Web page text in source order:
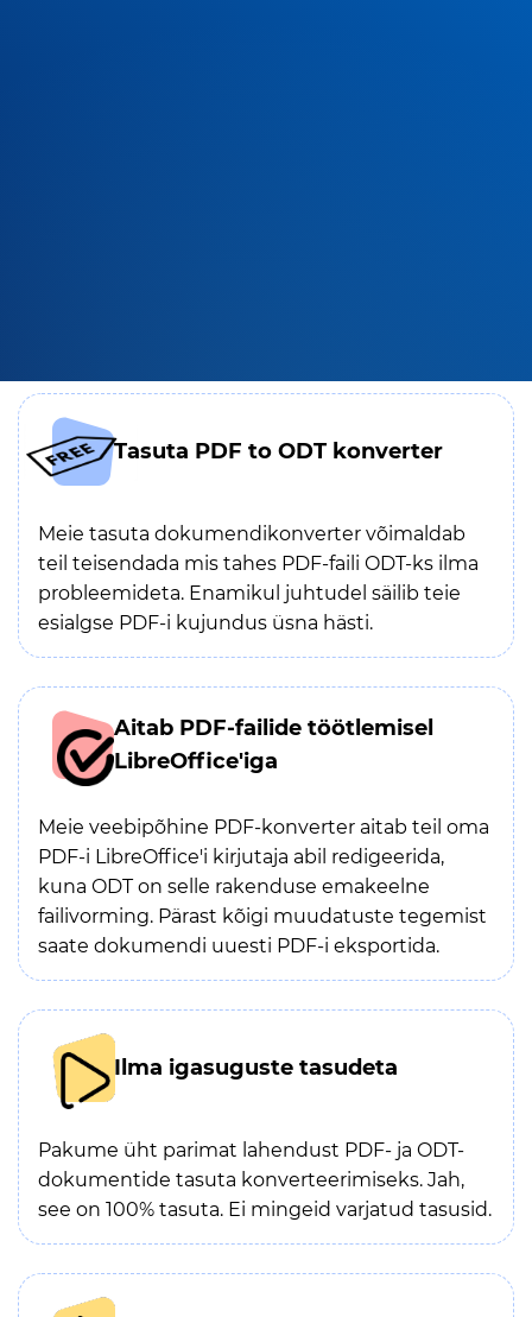
Tasuta PDF to ODT konverter
Meie tasuta dokumendikonverter võimaldab
teil teisendada mis tahes PDF-faili ODT-ks ilma
probleemideta. Enamikul juhtudel säilib teie
esialgse PDF-i kujundus üsna hästi.
Aitab PDF-failide töötlemisel
LibreOffice'iga
Meie veebipõhine PDF-konverter aitab teil oma
PDF-i LibreOffice'i kirjutaja abil redigeerida,
kuna ODT on selle rakenduse emakeelne
failivorming. Pärast kõigi muudatuste tegemist
saate dokumendi uuesti PDF-i eksportida.
Ilma igasuguste tasudeta
Pakume üht parimat lahendust PDF- ja ODT-
dokumentide tasuta konverteerimiseks. Jah,
see on 100% tasuta. Ei mingeid varjatud tasusid.